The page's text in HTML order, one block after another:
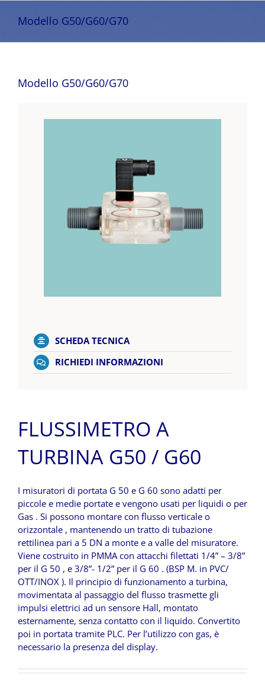
Modello G50/G60/G70
Modello G50/G60/G70
SCHEDA TECNICA
RICHIEDI INFORMAZIONI
FLUSSIMETRO A
TURBINA G50 / G60
I misuratori di portata G 50 e G 60 sono adatti per
piccole e medie portate e vengono usati per liquidi o per
Gas . Si possono montare con flusso verticale o
orizzontale , mantenendo un tratto di tubazione
rettilinea pari a 5 DN a monte e a valle del misuratore.
Viene costruito in PMMA con attacchi filettati 1/4” – 3/8”
per il G 50 , e 3/8”- 1/2” per il G 60 . (BSP M. in PVC/
OTT/INOX ). Il principio di funzionamento a turbina,
movimentata al passaggio del flusso trasmette gli
impulsi elettrici ad un sensore Hall, montato
esternamente, senza contatto con il liquido. Convertito
poi in portata tramite PLC. Per l’utilizzo con gas, è
necessario la presenza del display.